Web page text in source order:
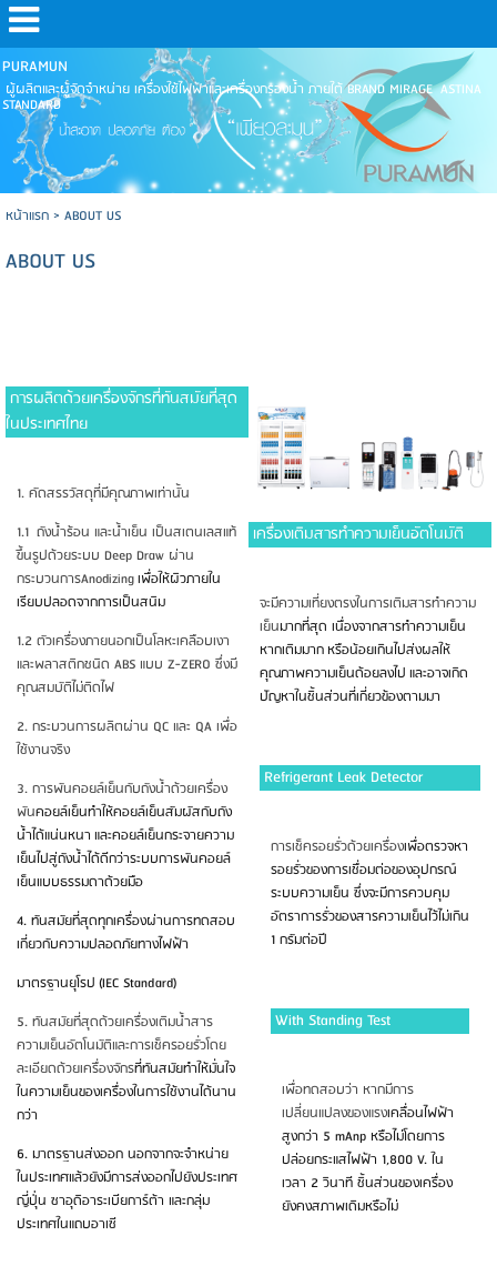
PURAMUN
ผู้ผลิตและผู้จัดจำหน่าย เครื่องใช้ไฟฟ้าและเครื่องกรองน้ำ ภายใต้ BRAND MIRAGE ASTINA
STANDARD
หน้าแรก> ABOUT US
ABOUT US
การผลิตด้วยเครื่องจักรที่ทันสมัยที่สุด
ในประเทศไทย
1. คัดสรรวัสดุที่มีคุณภาพเท่านั้น
1.1 ถังน้ำร้อน และน้ำเย็น เป็นสเตนเลสแท้
ขึ้นรูปด้วยระบบ Deep Draw ผ่าน
กระบวนการAnodizingเพื่อให้ผิวภายใน
เรียบปลอดจากการเป็นสนิม
1.2 ตัวเครื่องภายนอกเป็นโลหะเคลือบเงา
และพลาสติกชนิด ABS แบบ Z-ZERO ซึ่งมี
คุณสมบัติไม่ติดไฟ
2. กระบวนการผลิตผ่าน QC และ QA เพื่อ
ใช้งานจริง
3. การพันคอยล์เย็นกับถังน้ำด้วยเครื่อง
พันคอยล์เย็นทำให้คอยล์เย็นสัมผัสกับถัง
น้ำได้แน่นหนาและคอยล์เย็นกระจายความ
เย็นไปสู่ถังน้ำได้ดีกว่าระบบการพันคอยล์
เย็นแบบธรรมดาด้วยมือ
4. ทันสมัยที่สุดทุกเครื่องผ่านการทดสอบ
เกี่ยวกับความปลอดภัยทางไฟฟ้า
มาตรฐานยุโรป(IEC Standard)
5. ทันสมัยที่สุดด้วยเครื่องเติมน้ำสาร
ความเย็นอัตโนมัติและการเช็ครอยรั่วโดย
ละเอียดด้วยเครื่องจักรที่ทันสมัยทำให้มั่นใจ
ในความเย็นของเครื่องในการใช้งานได้นาน
กว่า
6. มาตรฐานส่งออก นอกจากจะจำหน่าย
ในประเทศแล้วยังมีการส่งออกไปยังประเทศ
ญี่ปุ่่น ซาอุดิอาระเบียการ์ต้า และกลุ่ม
ประเทศในแถบอาเซี
เครื่องเติมสารทำความเย็นอัตโนมัติ
จะมีความเที่ยงตรงในการเติมสารทำความ
เย็นมากที่สุด เนื่องจากสารทำความเย็น
หากเติมมากหรือน้อยเกินไปส่งผลให้
คุณภาพความเย็นด้อยลงไปและอาจเกิด
ปัญหาในชิ้นส่วนที่เกี่ยวข้องตามมา
Refrigerant Leak Detector
การเช็ครอยรั่วด้วยเครื่องเพื่อตรวจหา
รอยรั่วของการเชื่อมต่อของอุปกรณ์
ระบบความเย็น ซึ่งจะมีการควบคุม
อัตราการรั่วของสารความเย็นไว้ไม่เกิน
1 กรัมต่อปี
With Standing Test
เพื่อทดสอบว่า หากมีการ
เปลี่ยนแปลงของแรงเคลื่อนไฟฟ้า
สูงกว่า 5 mAnp หรือไม่โดยการ
ปล่อยกระแสไฟฟ้า 1,800 V. ใน
เวลา 2 วินาที ชิ้นส่วนของเครื่อง
ยังคงสภาพเดิมหรือไม่